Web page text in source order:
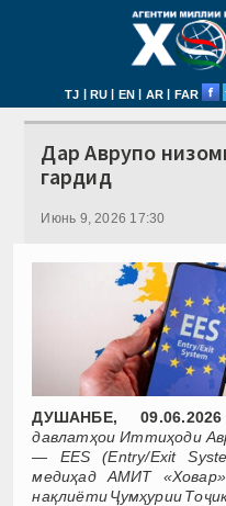
TJ | RU | EN | AR | FAR
Дар Аврупо
гардид
Июнь 9, 2026 17:30
ДУШАНБЕ,
давлатҳои Иттиҳоди
— EES (Entry/Exit
медиҳад АМИТ
нақлиёти Ҷумҳурии